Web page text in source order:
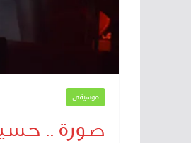
موسيقى
صورة ..